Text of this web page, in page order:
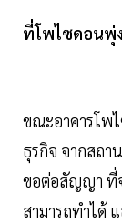
ที่โพไซดอนพุ่ง
ขณะอาคารโพ
ธุรกิจ จากสถา
ขอต่อสัญญา ที่
สามารถทำได้